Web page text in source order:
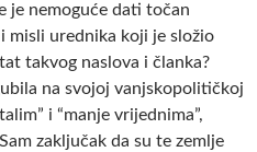
je nemoguće dati točan
misli urednika koji je složio
takvog naslova i članka?
na svojoj vanjskopolitičkoj
i “manje vrijednima”,
zaključak da su te zemlje